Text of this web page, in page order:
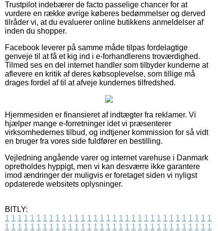
Trustpilot indebærer de facto passelige chancer for at
vurdere en række øvrige køberes bedømmelser og derved
tilråder vi, at du evaluerer online butikkens anmeldelser af
inden du shopper.
Facebook leverer på samme måde tilpas fordelagtige
genveje til at få et kig ind i e-forhandlerens troværdighed.
Tilmed ses en del internet handler som tilbyder kunderne at
aflevere en kritik af deres købsoplevelse, som tillige må
drages fordel af til at afveje kundernes tilfredshed.
Hjemmesiden er finansieret af indtægter fra reklamer. Vi
hjælper mange e-forretninger idet vi præsenterer
virksomhedernes tilbud, og indtjener kommission for så vidt
en bruger fra vores side fuldfører en bestilling.
Vejledning angående varer og internet varehuse i Danmark
opretholdes hyppigt, men vi kan desværre ikke garantere
imod ændringer der muligvis er foretaget siden vi nyligst
opdaterede websitets oplysninger.
BITLY:
1 1 1 1 1 1 1 1 1 1 1 1 1 1 1 1 1 1 1 1 1 1 1 1 1 1 1 1 1 1 1 1 1
1 1 1 1 1 1 1 1 1 1 1 1 1 1 1 1 1 1 1 1 1 1 1 1 1 1 1 1 1 1 1 1 1